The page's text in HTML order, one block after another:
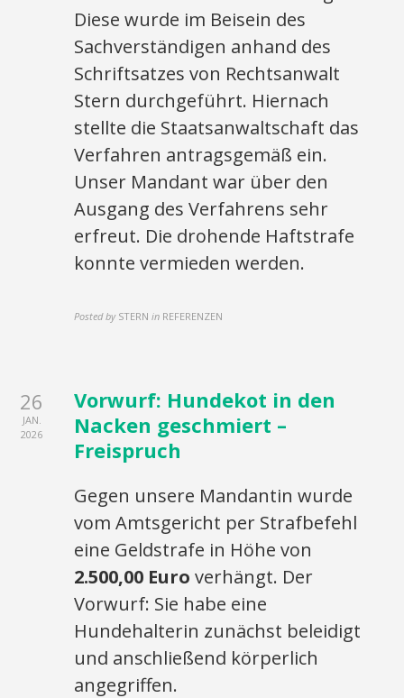
Diese wurde im Beisein des
Sachverständigen anhand des
Schriftsatzes von Rechtsanwalt
Stern durchgeführt. Hiernach
stellte die Staatsanwaltschaft das
Verfahren antragsgemäß ein.
Unser Mandant war über den
Ausgang des Verfahrens sehr
erfreut. Die drohende Haftstrafe
konnte vermieden werden.
Posted by STERN in REFERENZEN
26
JAN.
2026
Vorwurf: Hundekot in den
Nacken geschmiert –
Freispruch
Gegen unsere Mandantin wurde
vom Amtsgericht per Strafbefehl
eine Geldstrafe in Höhe von
2.500,00 Euro verhängt. Der
Vorwurf: Sie habe eine
Hundehalterin zunächst beleidigt
und anschließend körperlich
angegriffen.